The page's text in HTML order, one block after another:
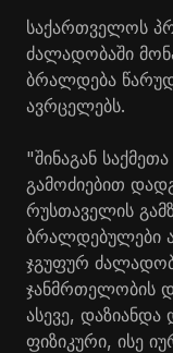
საქართველოს
ძალადობაში
ბრალდება
ავრცელებს.
"შინაგან
გამოძიებით
რუსთაველის
ბრალდებულები
ჯგუფურ
ჯანმრთელობის
ასევე,
ფიზიკური, ისე